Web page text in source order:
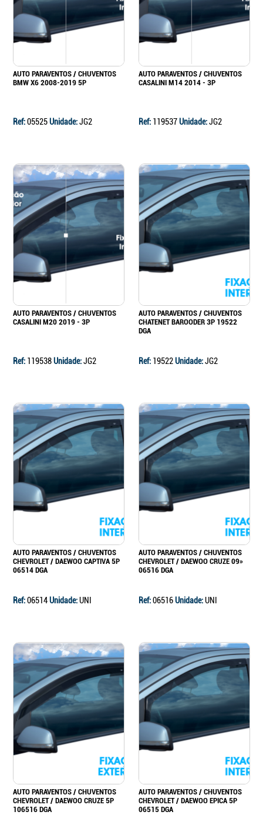
AUTO PARAVENTOS / CHUVENTOS
BMW X6 2008-2019 5P
Ref:05525Unidade:JG2
AUTO PARAVENTOS / CHUVENTOS
CASALINI M14 2014 - 3P
Ref: 119537Unidade:JG2
AUTO PARAVENTOS / CHUVENTOS
CASALINI M20 2019 - 3P
Ref: 119538Unidade:JG2
AUTO PARAVENTOS / CHUVENTOS
CHATENET BAROODER 3P 19522
DGA
Ref: 19522Unidade:JG2
AUTO PARAVENTOS / CHUVENTOS
CHEVROLET / DAEWOO CAPTIVA 5P
06514 DGA
Ref:06514Unidade:UNI
AUTO PARAVENTOS / CHUVENTOS
CHEVROLET / DAEWOO CRUZE 09»
06516 DGA
Ref:06516Unidade:UNI
AUTO PARAVENTOS / CHUVENTOS
CHEVROLET / DAEWOO CRUZE 5P
106516 DGA
AUTO PARAVENTOS / CHUVENTOS
CHEVROLET / DAEWOO EPICA 5P
06515 DGA